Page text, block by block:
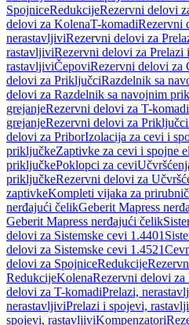
SpojniceRedukcijeRezervni delovi
delovi za KolenaT-komadiRezervni
nerastavljiviRezervni delovi za
rastavljiviRezervni delovi za Prelazi
rastavljiviČepoviRezervni delovi za
delovi za PriključciRazdelnik sa
delovi za Razdelnik sa navojnim
grejanjeRezervni delovi za T-
grejanjeRezervni delovi za
delovi za PriborIzolacija za cevi i
priključkeZaptivke za cevi i spojne
priključkePoklopci za cevi
priključkeRezervni delovi za
zaptivkeKompleti vijaka za
nerđajući čelikGeberit Mapress
Geberit Mapress nerđajući čelik
delovi za Sistemske cevi 1.4401
delovi za Sistemske cevi 1.4521
delovi za SpojniceRedukcije
RedukcijeKolenaRezervni delovi za
delovi za T-komadiPrelazi,
nerastavljiviPrelazi i spojevi,
spojevi, rastavljiviKompenzatori